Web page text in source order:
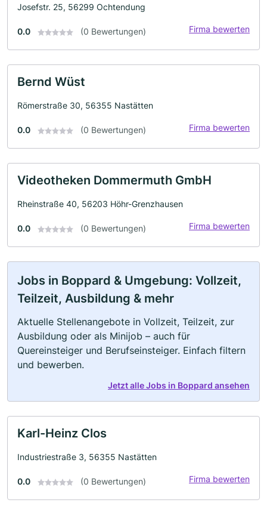
Josefstr. 25, 56299 Ochtendung
0.0 (0 Bewertungen) Firma bewerten
Bernd Wüst
Römerstraße 30, 56355 Nastätten
0.0 (0 Bewertungen) Firma bewerten
Videotheken Dommermuth GmbH
Rheinstraße 40, 56203 Höhr-Grenzhausen
0.0 (0 Bewertungen) Firma bewerten
Jobs in Boppard & Umgebung: Vollzeit,
Teilzeit, Ausbildung & mehr
Aktuelle Stellenangebote in Vollzeit, Teilzeit, zur
Ausbildung oder als Minijob – auch für
Quereinsteiger und Berufseinsteiger. Einfach filtern
und bewerben.
Jetzt alle Jobs in Boppard ansehen
Karl-Heinz Clos
Industriestraße 3, 56355 Nastätten
0.0 (0 Bewertungen) Firma bewerten